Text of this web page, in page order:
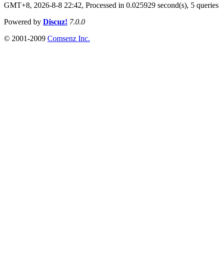
GMT+8, 2026-8-8 22:42, Processed in 0.025929 second(s), 5 queries
Powered by Discuz! 7.0.0
© 2001-2009 Comsenz Inc.